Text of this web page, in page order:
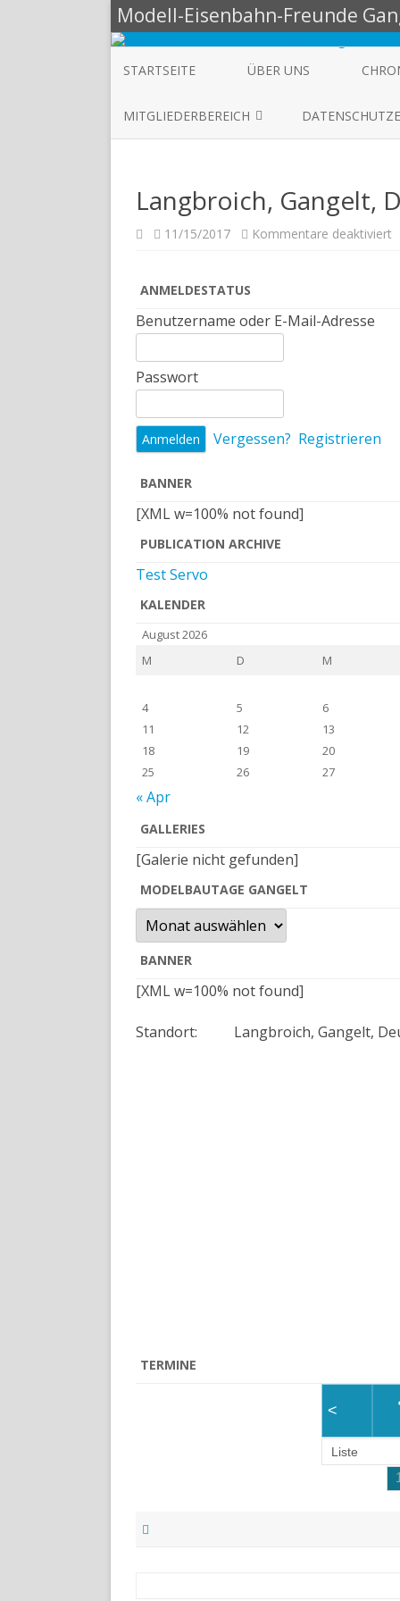
Modell-Eisenbahn-Freunde
STARTSEITE ÜBER UNS
MITGLIEDERBEREICH
MÄRKLIN-ANLAGE
VEREINSMITGLIEDER
Langbroich, Gangelt,
11/15/2017 Kommentare deaktiviert
ANMELDESTATUS
Benutzername oder E-Mail-Adresse
Passwort
Vergessen? Registrieren
BANNER
[XML w=100% not found]
PUBLICATION ARCHIVE
Test Servo
KALENDER
August 2026
M
D M
4
5 6
11
12 13
18
19 20
25
26 27
« Apr
GALLERIES
[Galerie nicht gefunden]
MODELBAUTAGE GANGELT
BANNER
[XML w=100% not found]
Standort: Langbroich, Gangelt,
TERMINE
<
Liste
1